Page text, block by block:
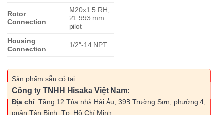
Rotor
Connection
M20x1.5 RH,
21.993 mm
pilot
Housing
Connection
1/2″-14 NPT
Sản phẩm sẵn có tại:
Công ty TNHH Hisaka Việt Nam:
Địa chỉ: Tầng 12 Tòa nhà Hải Âu, 39B Trường Sơn, phường 4,
quận Tân Bình, Tp. Hồ Chí Minh